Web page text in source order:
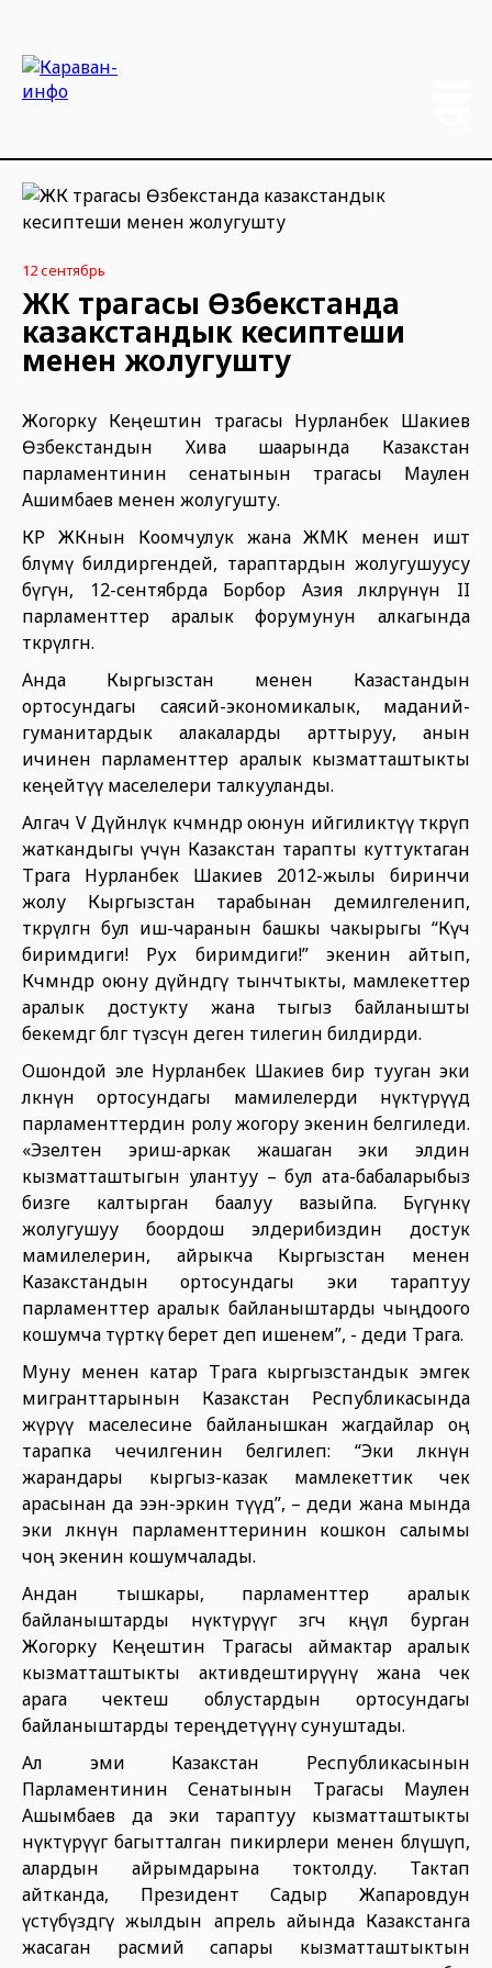
12 сентябрь
ЖК төрагасы Өзбекстанда
казакстандык кесиптеши
менен жолугушту
Жогорку Кеңештин төрагасы Нурланбек Шакиев
Өзбекстандын Хива шаарында Казакстан
парламентинин сенатынын төрагасы Маулен
Ашимбаев менен жолугушту.
КР ЖКнын Коомчулук жана ЖМК менен иштөө
бөлүмү билдиргендей, тараптардын жолугушуусу
бүгүн, 12-сентябрда Борбор Азия өлкөлөрүнүн II
парламенттер аралык форумунун алкагында
өткөрүлгөн.
Анда Кыргызстан менен Казастандын
ортосундагы саясий-экономикалык, маданий-
гуманитардык алакаларды арттыруу, анын
ичинен парламенттер аралык кызматташтыкты
кеңейтүү маселелери талкууланды.
Алгач V Дүйнөлүк көчмөндөр оюнун ийгиликтүү өткөрүп
жаткандыгы үчүн Казакстан тарапты куттуктаган
Төрага Нурланбек Шакиев 2012-жылы биринчи
жолу Кыргызстан тарабынан демилгеленип,
өткөрүлгөн бул иш-чаранын башкы чакырыгы “Күч
биримдиги! Рух биримдиги!” экенин айтып,
Көчмөндөр оюну дүйнөдөгү тынчтыкты, мамлекеттер
аралык достукту жана тыгыз байланышты
бекемдөөгө өбөлгө түзсүн деген тилегин билдирди.
Ошондой эле Нурланбек Шакиев бир тууган эки
өлкөнүн ортосундагы мамилелерди өнүктүрүүдө
парламенттердин ролу жогору экенин белгиледи.
«Эзелтен эриш-аркак жашаган эки элдин
кызматташтыгын улантуу – бул ата-бабаларыбыз
бизге калтырган баалуу вазыйпа. Бүгүнкү
жолугушуу боордош элдерибиздин достук
мамилелерин, айрыкча Кыргызстан менен
Казакстандын ортосундагы эки тараптуу
парламенттер аралык байланыштарды чыңдоого
кошумча түрткү берет деп ишенем”, - деди Төрага.
Муну менен катар Төрага кыргызстандык эмгек
мигранттарынын Казакстан Республикасында
жүрүү маселесине байланышкан жагдайлар оң
тарапка чечилгенин белгилеп: “Эки өлкөнүн
жарандары кыргыз-казак мамлекеттик чек
арасынан да ээн-эркин өтүүдө”, – деди жана мында
эки өлкөнүн парламенттеринин кошкон салымы
чоң экенин кошумчалады.
Андан тышкары, парламенттер аралык
байланыштарды өнүктүрүүгө өзгөчө көңүл бурган
Жогорку Кеңештин Төрагасы аймактар аралык
кызматташтыкты активдештирүүнү жана чек
арага чектеш облустардын ортосундагы
байланыштарды тереңдетүүнү сунуштады.
Ал эми Казакстан Республикасынын
Парламентинин Сенатынын Төрагасы Маулен
Ашымбаев да эки тараптуу кызматташтыкты
өнүктүрүүгө багытталган пикирлери менен бөлүшүп,
алардын айрымдарына токтолду. Тактап
айтканда, Президент Садыр Жапаровдун
үстүбүздөгү жылдын апрель айында Казакстанга
жасаган расмий сапары кызматташтыктын